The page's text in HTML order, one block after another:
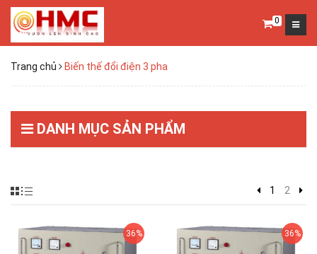
0
Trang chủ Biến thế đổi điện 3 pha
DANH MỤC SẢN PHẨM
1 2
36% 36%